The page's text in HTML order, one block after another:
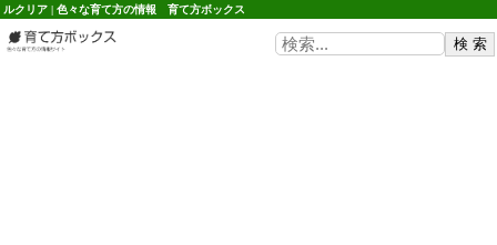
ルクリア | 色々な育て方の情報 育て方ボックス